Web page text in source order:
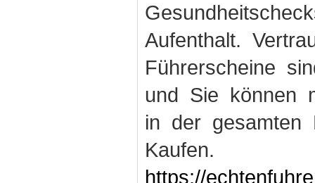
Aufenthalt.
Führerscheine
und Sie können
in der gesamten
Kaufen.
https://